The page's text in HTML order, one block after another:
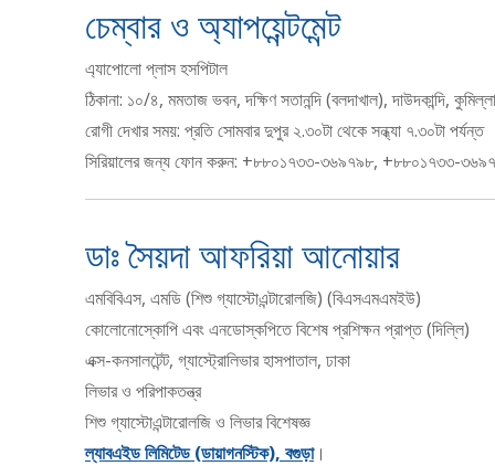
চেম্বার ও অ্যাপয়েন্টমেন্ট
এ্যাপােলাে প্লাস হসপিটাল
ঠিকানা: ১০/৪, মমতাজ ভবন, দক্ষিণ সতানন্দি (বলদাখাল), দাউদকান্দি, কুমিল্লা
রোগী দেখার সময়: প্রতি সােমবার দুপুর ২.৩০টা থেকে সন্ধ্যা ৭.৩০টা পর্যন্ত
সিরিয়ালের জন্য ফোন করুন: +৮৮০১৭৩৩-৩৬৯৭৯৮, +৮৮০১৭৩৩-
ডাঃ সৈয়দা আফরিয়া আনোয়ার
এমবিবিএস, এমডি (শিশু গ্যাস্টোএন্টারোলজি) (বিএসএমএমইউ)
কোলোনোস্কোপি এবং এনডোস্কপিতে বিশেষ প্রশিক্ষন প্রাপ্ত (দিল্লি)
এক্স-কনসালটেন্ট, গ্যাস্ট্রোলিভার হাসপাতাল, ঢাকা
লিভার ও পরিপাকতন্ত্র
শিশু গ্যাস্টোএন্টারোলজি ও লিভার বিশেষজ্ঞ
ল্যাবএইড লিমিটেড (ডায়াগনস্টিক), বগুড়া।